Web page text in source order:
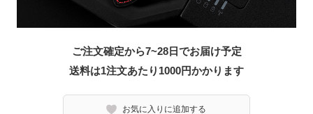
ご注文確定から7~28日でお届け予定
送料は1注文あたり 1000円かかります
お気に入りに追加する